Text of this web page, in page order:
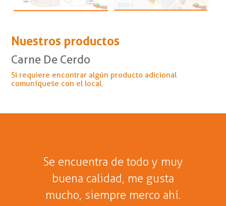
Nuestros productos
Carne De Cerdo
Si requiere encontrar algún producto adicional
comuníquese con el local.